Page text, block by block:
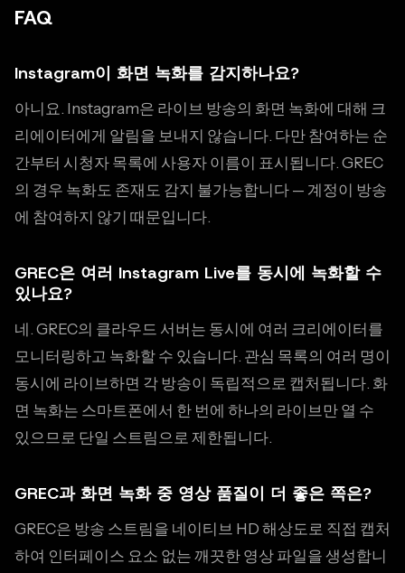
FAQ
Instagram이 화면 녹화를 감지하나요?
아니요. Instagram은 라이브 방송의 화면 녹화에 대해 크
리에이터에게 알림을 보내지 않습니다. 다만 참여하는 순
간부터 시청자 목록에 사용자 이름이 표시됩니다. GREC
의 경우 녹화도 존재도 감지 불가능합니다 — 계정이 방송
에 참여하지 않기 때문입니다.
GREC은 여러 Instagram Live를 동시에 녹화할 수
있나요?
네. GREC의 클라우드 서버는 동시에 여러 크리에이터를
모니터링하고 녹화할 수 있습니다. 관심 목록의 여러 명이
동시에 라이브하면 각 방송이 독립적으로 캡처됩니다. 화
면 녹화는 스마트폰에서 한 번에 하나의 라이브만 열 수
있으므로 단일 스트림으로 제한됩니다.
GREC과 화면 녹화 중 영상 품질이 더 좋은 쪽은?
GREC은 방송 스트림을 네이티브 HD 해상도로 직접 캡처
하여 인터페이스 요소 없는 깨끗한 영상 파일을 생성합니